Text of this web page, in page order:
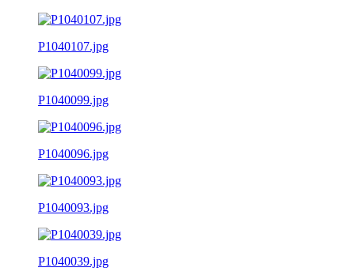
P1040107.jpg
P1040099.jpg
P1040096.jpg
P1040093.jpg
P1040039.jpg